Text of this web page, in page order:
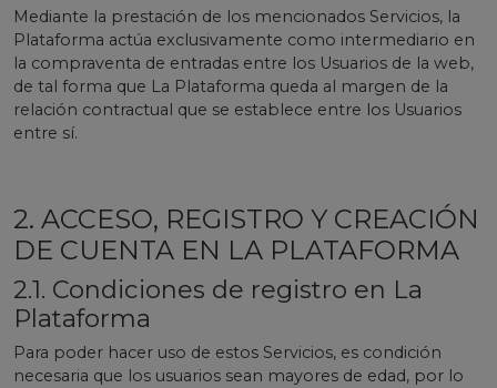
Mediante la prestación de los mencionados Servicios, la
Plataforma actúa exclusivamente como intermediario en
la compraventa de entradas entre los Usuarios de la web,
de tal forma que La Plataforma queda al margen de la
relación contractual que se establece entre los Usuarios
entre sí.
2. ACCESO, REGISTRO Y CREACIÓN
DE CUENTA EN LA PLATAFORMA
2.1. Condiciones de registro en La
Plataforma
Para poder hacer uso de estos Servicios, es condición
necesaria que los usuarios sean mayores de edad, por lo